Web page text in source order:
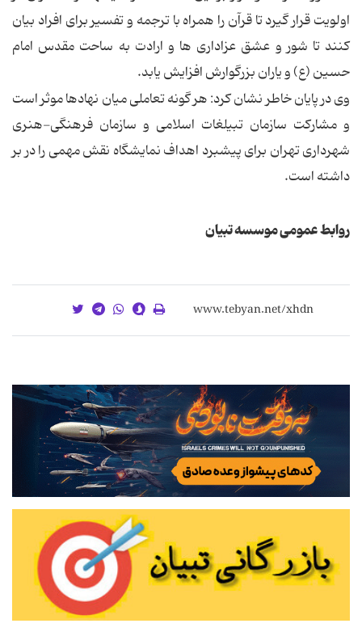
اولویت قرار گیرد تا قرآن را همراه با ترجمه و تفسیر برای افراد بیان
کنند تا شور و عشق عزاداری ها و ارادت به ساحت مقدس امام
حسین (ع) و یاران بزرگوارش افزایش یابد.
وی در پایان خاطر نشان کرد: هر گونه تعاملی میان نهادها موثر است
و مشارکت سازمان تبیلغات اسلامی و سازمان فرهنگی-هنری
شهرداری تهران برای پیشبرد اهداف نمایشگاه نقش مهمی را در بر
داشته است.
روابط عمومی موسسه تبیان